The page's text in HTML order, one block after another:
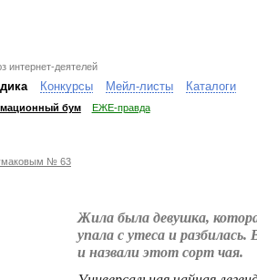
интернет-деятелей
Конкурсы Мейл-листы Каталоги
бум ЕЖЕ-правда
№ 63
Жила была девушка,
упала с утеса и
и назвали этот сорт чая.